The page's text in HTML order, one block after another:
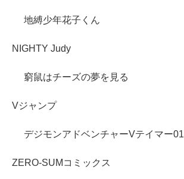
地縛少年花子くん
NIGHTY Judy
窮鼠はチーズの夢を見る
Vジャンプ
デジモンアドベンチャーVテイマー01
ZERO-SUMコミックス